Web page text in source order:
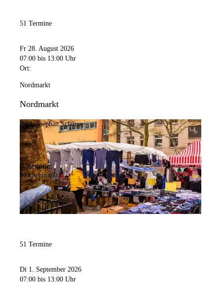
51 Termine
Fr 28. August 2026
07:00 bis 13:00 Uhr
Ort:
Nordmarkt
Nordmarkt
Bild: Stephan Schütze
Kategorie:
Wochenmarkt
51 Termine
Di 1. September 2026
07:00 bis 13:00 Uhr